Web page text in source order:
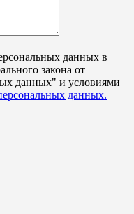
данных в
закона от
данных" и условиями
данных.